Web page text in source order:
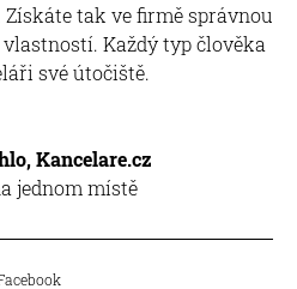
tak ve firmě správnou
Každý typ člověka
své útočiště.
Kancelare.cz
jednom místě